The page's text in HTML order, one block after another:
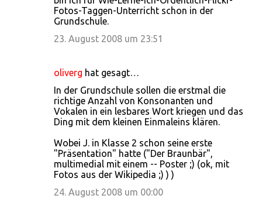
Fotos-Taggen-Unterricht schon in der
Grundschule.
23. August 2008 um 23:51
oliverg hat gesagt…
In der Grundschule sollen die erstmal die
richtige Anzahl von Konsonanten und
Vokalen in ein lesbares Wort kriegen und das
Ding mit dem kleinen Einmaleins klären.
Wobei J. in Klasse 2 schon seine erste
"Präsentation" hatte ("Der Braunbär",
multimedial mit einem -- Poster ;) (ok, mit
Fotos aus der Wikipedia ;) ) )
24. August 2008 um 00:00